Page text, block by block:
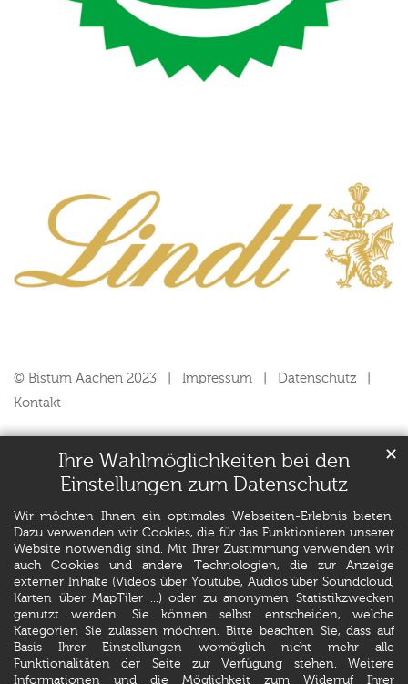
Ihre Wahlmöglichkeiten bei den
Einstellungen zum Datenschutz
Wir möchten Ihnen ein optimales Webseiten-Erlebnis bieten.
Dazu verwenden wir Cookies, die für das Funktionieren unserer
Website notwendig sind. Mit Ihrer Zustimmung verwenden wir
auch Cookies und andere Technologien, die zur Anzeige
externer Inhalte (Videos über Youtube, Audios über Soundcloud,
Karten über MapTiler ...) oder zu anonymen Statistikzwecken
genutzt werden. Sie können selbst entscheiden, welche
Kategorien Sie zulassen möchten. Bitte beachten Sie, dass auf
Basis Ihrer Einstellungen womöglich nicht mehr alle
Funktionalitäten der Seite zur Verfügung stehen. Weitere
Informationen und die Möglichkeit zum Widerruf Ihrer
✕
© Bistum Aachen 2023 Impressum
Datenschutz
Kontakt